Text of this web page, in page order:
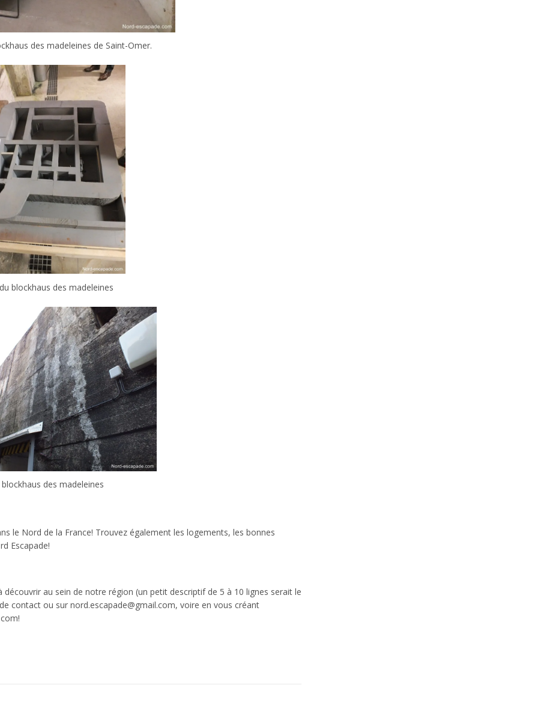
des madeleines de Saint-Omer.
blockhaus des madeleines
des madeleines
le Nord de la France! Trouvez également les logements, les bonnes
Escapade!
au sein de notre région (un petit descriptif de 5 à 10 lignes serait le
contact ou sur nord.escapade@gmail.com, voire en vous créant